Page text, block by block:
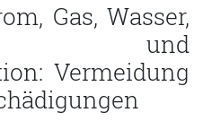
Gas, Wasser,
und
Vermeidung